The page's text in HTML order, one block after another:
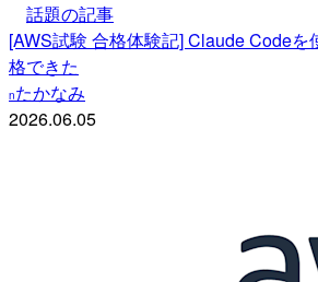
話題の記事
[AWS試験 合格体験記] Claude Codeを
格できた
nたかなみ
2026.06.05